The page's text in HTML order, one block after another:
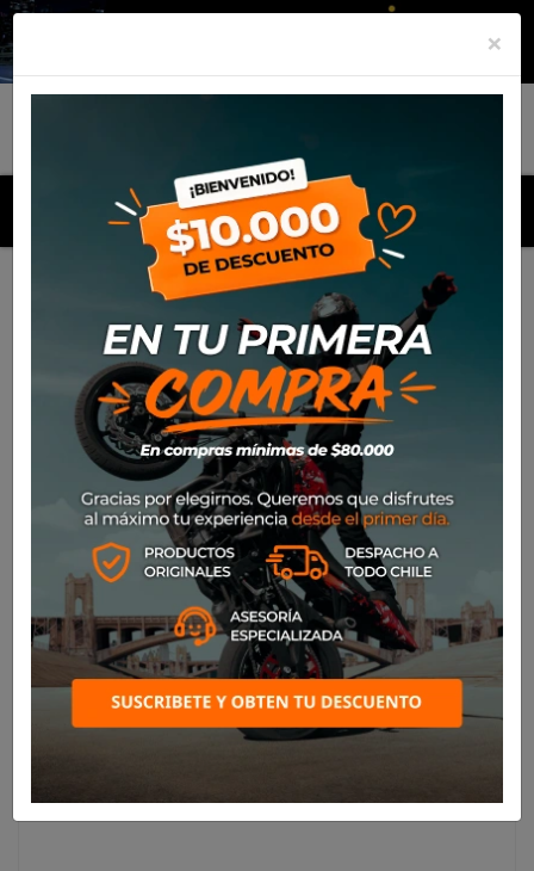
MENU
Productos Equipamiento
Guante Spidi
Rainwarrior 2
×